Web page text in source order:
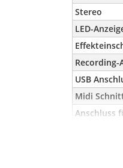
Stereo
LED-
Recording-
USB
Midi
Anschluss